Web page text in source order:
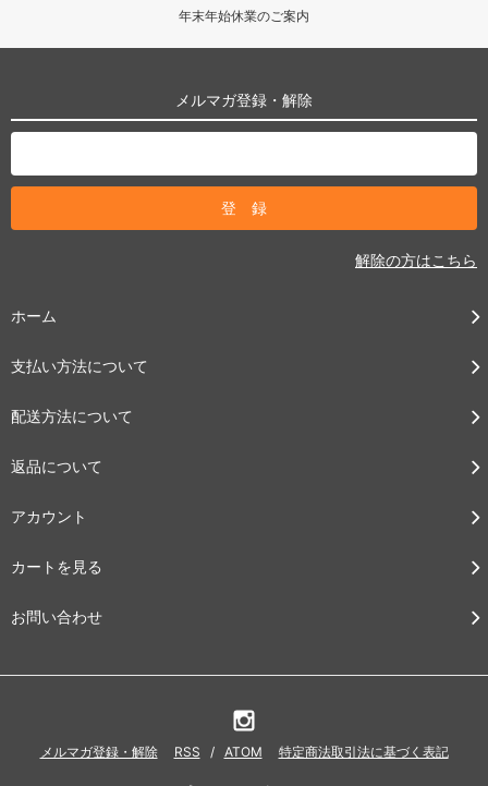
年末年始休業のご案内
メルマガ登録・解除
解除の方はこちら
ホーム
支払い方法について
配送方法について
返品について
アカウント
カートを見る
お問い合わせ
メルマガ登録・解除 RSS / ATOM 特定商法取引法に基づく表記